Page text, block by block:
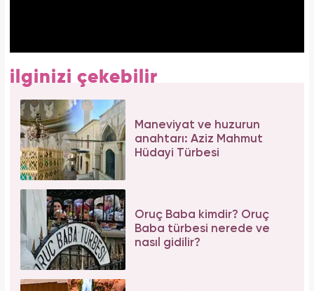
ilginizi çekebilir
Maneviyat ve huzurun
anahtarı: Aziz Mahmut
Hüdayi Türbesi
Oruç Baba kimdir? Oruç
Baba türbesi nerede ve
nasıl gidilir?